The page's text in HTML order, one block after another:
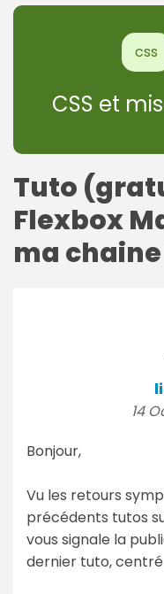
css
CSS et
Tuto
Flexbox
ma
14
Bonjour,
Vu les retours
précédents tutos
vous signale la
dernier tuto, centré